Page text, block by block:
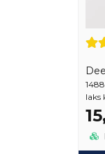
1488
laks